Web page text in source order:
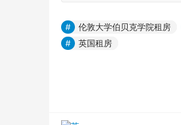
伦敦大学伯贝克学院租房
英国租房